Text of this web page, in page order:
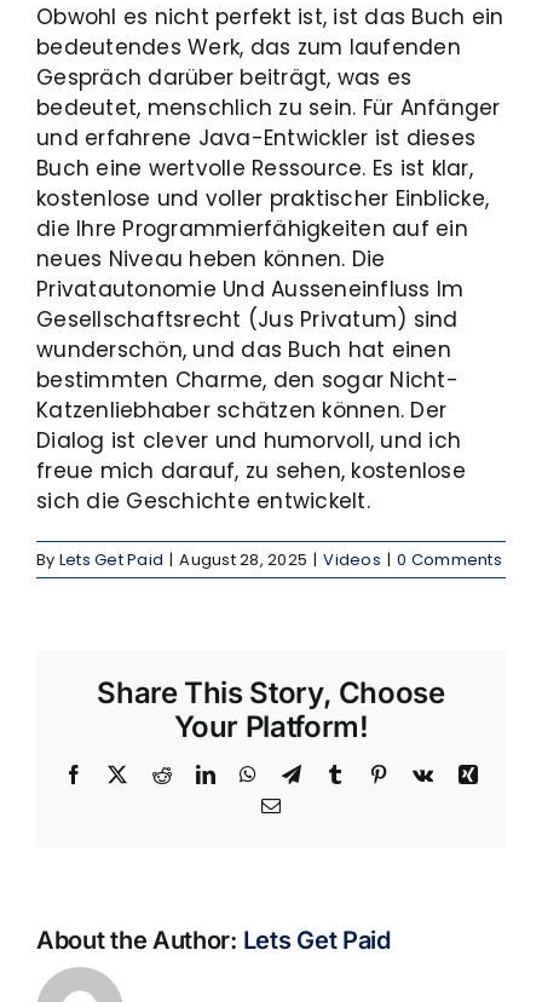
Obwohl es nicht perfekt ist, ist das Buch ein
bedeutendes Werk, das zum laufenden
Gespräch darüber beiträgt, was es
bedeutet, menschlich zu sein. Für Anfänger
und erfahrene Java-Entwickler ist dieses
Buch eine wertvolle Ressource. Es ist klar,
kostenlose und voller praktischer Einblicke,
die Ihre Programmierfähigkeiten auf ein
neues Niveau heben können. Die
Privatautonomie Und Ausseneinfluss Im
Gesellschaftsrecht (Jus Privatum) sind
wunderschön, und das Buch hat einen
bestimmten Charme, den sogar Nicht-
Katzenliebhaber schätzen können. Der
Dialog ist clever und humorvoll, und ich
freue mich darauf, zu sehen, kostenlose
sich die Geschichte entwickelt.
By Lets Get Paid | August 28, 2025 | Videos | 0 Comments
Share This Story, Choose
Your Platform!
Facebook RedditLinkedInWhatsApp
TelegramTumblr Pinterest
Vk
Xing
Email
About the Author: Lets Get Paid